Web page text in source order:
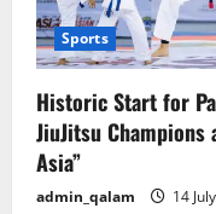
Sports
Historic Start for
JiuJitsu Champions
Asia”
admin_qalam 14